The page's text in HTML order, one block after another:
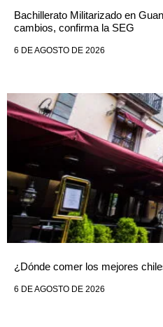
Bachillerato Militarizado en
cambios, confirma la SEG
6 DE AGOSTO DE 2026
¿Dónde comer los mejores
6 DE AGOSTO DE 2026